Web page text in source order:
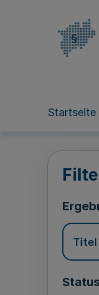
Startseite
Titel
Status